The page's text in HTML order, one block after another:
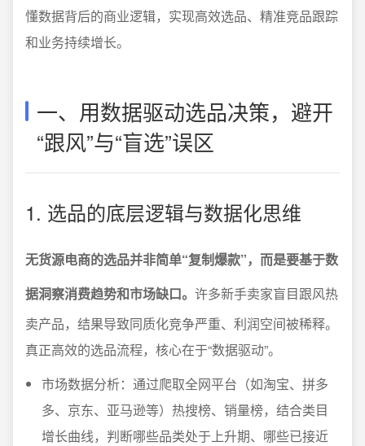
懂数据背后的商业逻辑，实现高效选品、精准竞品跟踪
和业务持续增长。
一、用数据驱动选品决策，避开
“跟风”与“盲选”误区
1. 选品的底层逻辑与数据化思维
无货源电商的选品并非简单“复制爆款”，而是要基于数
据洞察消费趋势和市场缺口。 许多新手卖家盲目跟风热
卖产品，结果导致同质化竞争严重、利润空间被稀释。
真正高效的选品流程，核心在于“数据驱动”。
市场数据分析：通过爬取全网平台（如淘宝、拼多
多、京东、亚马逊等）热搜榜、销量榜，结合类目
增长曲线，判断哪些品类处于上升期、哪些已接近